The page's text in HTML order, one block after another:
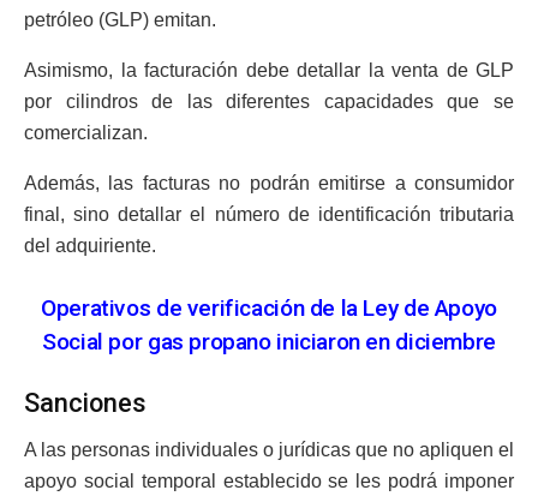
petróleo (GLP) emitan.
Asimismo, la facturación debe detallar la venta de GLP
por cilindros de las diferentes capacidades que se
comercializan.
Además, las facturas no podrán emitirse a consumidor
final, sino detallar el número de identificación tributaria
del adquiriente.
Operativos de verificación de la Ley de Apoyo
Social por gas propano iniciaron en diciembre
Sanciones
A las personas individuales o jurídicas que no apliquen el
apoyo social temporal establecido se les podrá imponer